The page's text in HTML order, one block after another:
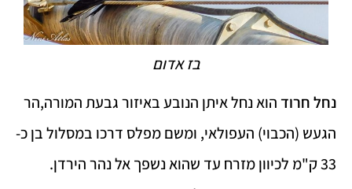
בז אדום
נחל חרודהוא נחל איתן הנובע באיזור גבעת המורה,הר
הגעש (הכבוי) העפולאי, ומשם מפלס דרכו במסלול בן כ-
33 ק"מ לכיוון מזרח עד שהוא נשפך אל נהר הירדן.